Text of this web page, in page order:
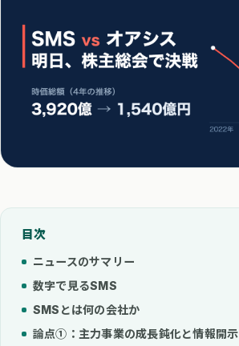
目次
ニュースのサマリー
数字で見るSMS
SMSとは何の会社か
論点①：主力事業の成長鈍化と情報開示